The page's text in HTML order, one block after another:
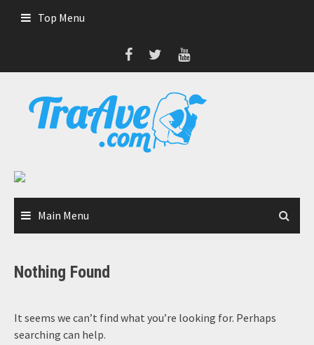
Top Menu
Main Menu
Nothing Found
It seems we can’t find what you’re looking for. Perhaps
searching can help.